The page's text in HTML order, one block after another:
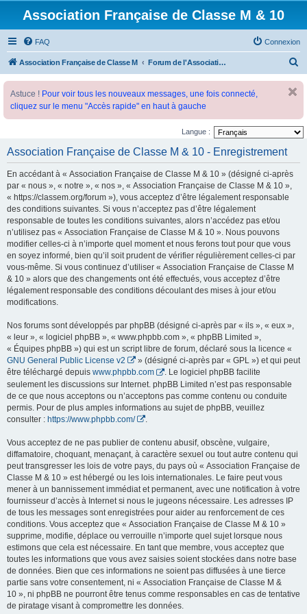
Association Française de Classe M & 10
FAQ Connexion
Association Française de Classe M Forum de l'Association Française de Classe M
e
Astuce ! Pour voir tous les nouveaux messages, une fois connecté,
cliquez sur le menu "Accès rapide" en haut à gauche
Langue :
Association Française de Classe M & 10 - Enregistrement
En accédant à « Association Française de Classe M & 10 » (désigné ci-après
par « nous », « notre », « nos », « Association Française de Classe M & 10 »,
« https://classem.org/forum »), vous acceptez d’être légalement responsable
des conditions suivantes. Si vous n’acceptez pas d’être légalement
responsable de toutes les conditions suivantes, alors n’accédez pas et/ou
n’utilisez pas « Association Française de Classe M & 10 ». Nous pouvons
modifier celles-ci à n’importe quel moment et nous ferons tout pour que vous
en soyez informé, bien qu’il soit prudent de vérifier régulièrement celles-ci par
vous-même. Si vous continuez d’utiliser « Association Française de Classe M
& 10 » alors que des changements ont été effectués, vous acceptez d’être
légalement responsable des conditions découlant des mises à jour et/ou
modifications.
Nos forums sont développés par phpBB (désigné ci-après par « ils », « eux »,
« leur », « logiciel phpBB », « www.phpbb.com », « phpBB Limited »,
« Équipes phpBB ») qui est un script libre de forum, déclaré sous la licence «
GNU General Public License v2
» (désigné ci-après par « GPL ») et qui peut
être téléchargé depuis www.phpbb.com
. Le logiciel phpBB facilite
seulement les discussions sur Internet. phpBB Limited n’est pas responsable
de ce que nous acceptons ou n’acceptons pas comme contenu ou conduite
permis. Pour de plus amples informations au sujet de phpBB, veuillez
consulter : https://www.phpbb.com/
Vous acceptez de ne pas publier de contenu abusif, obscène, vulgaire,
diffamatoire, choquant, menaçant, à caractère sexuel ou tout autre contenu qui
peut transgresser les lois de votre pays, du pays où « Association Française de
Classe M & 10 » est hébergé ou les lois internationales. Le faire peut vous
mener à un bannissement immédiat et permanent, avec une notification à votre
fournisseur d’accès à Internet si nous le jugeons nécessaire. Les adresses IP
de tous les messages sont enregistrées pour aider au renforcement de ces
conditions. Vous acceptez que « Association Française de Classe M & 10 »
supprime, modifie, déplace ou verrouille n’importe quel sujet lorsque nous
estimons que cela est nécessaire. En tant que membre, vous acceptez que
toutes les informations que vous avez saisies soient stockées dans notre base
de données. Bien que ces informations ne soient pas diffusées à une tierce
partie sans votre consentement, ni « Association Française de Classe M &
10 », ni phpBB ne pourront être tenus comme responsables en cas de tentative
de piratage visant à compromettre les données.